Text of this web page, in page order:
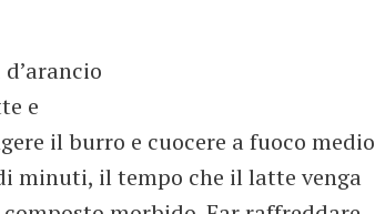
e
il burro e cuocere a fuoco medio
minuti, il tempo che il latte venga